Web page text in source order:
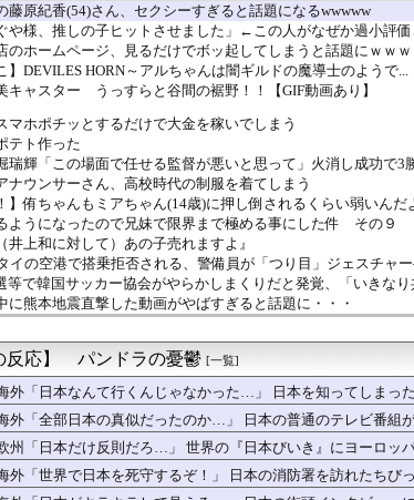
藤原紀香(54)さん、セクシーすぎると話題になるwwwww
や様、推しの子ヒットさせました」←この人がなぜか過小評価
のホームページ、見るだけでボッ起してしまうと話題にｗｗｗ
】DEVILES HORN～アルちゃんは闇ギルドの魔導士のようで...
キャスター うっすらと谷間の裾野！！【GIF動画あり】
マホポチッとするだけで大金を稼いでしまう
テト作った
瑞輝「この場面で任せる監督が悪いと思って」火消し成功で3
ナウンサーさん、高校時代の制服を着てしまう
】侑ちゃんもミアちゃん(14歳)に押し倒されるくらい弱いんだ
ようになったので兄妹で限界まで極める事にした件 その９
井上和に対して）あの子売れますよ』
イの空港で搭乗拒否される、警備員が「つり目」ジェスチャ
等で韓国サッカー協会がやらかしまくりだと発覚、「いきなり
に熊本地震直撃した動画がやばすぎると話題に・・・
平洋艦隊、日本海やオホーツク海で軍事演習開始…ウクライナ
レアレンス」シリーズが強すぎると話題に【アプグレも約束】
直し】「女性だけ処罰」は不公平？ 買う男性も罰するべき
さん、イケメンにするメス顔がこれｗｗｗwｗｗｗｗｗｗｗｗ
キ定食1500円ｗｗｗｗｗｗｗｗｗｗｗｗｗｗｗｗｗｗｗ
テレビで水着JK♡♡♡♡♡♡
離婚します」←もっと考えて結婚しろよ
らって
反応】 パンドラの憂鬱 [一覧]
外「日本なんて行くんじゃなかった…」 日本を知ってしまっ
外「全部日本の真似だったのか…」 日本の普通のテレビ番組
州「日本だけ反則だろ…」 世界の『日本びいき』にヨーロッ
外「世界で日本を死守するぞ！」 日本の消防署を訪れたちび